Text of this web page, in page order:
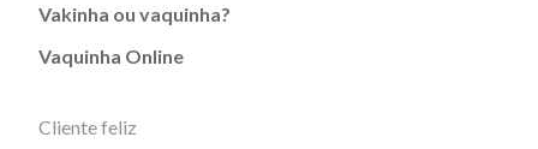
Vakinha ou vaquinha?
Vaquinha Online
Cliente feliz